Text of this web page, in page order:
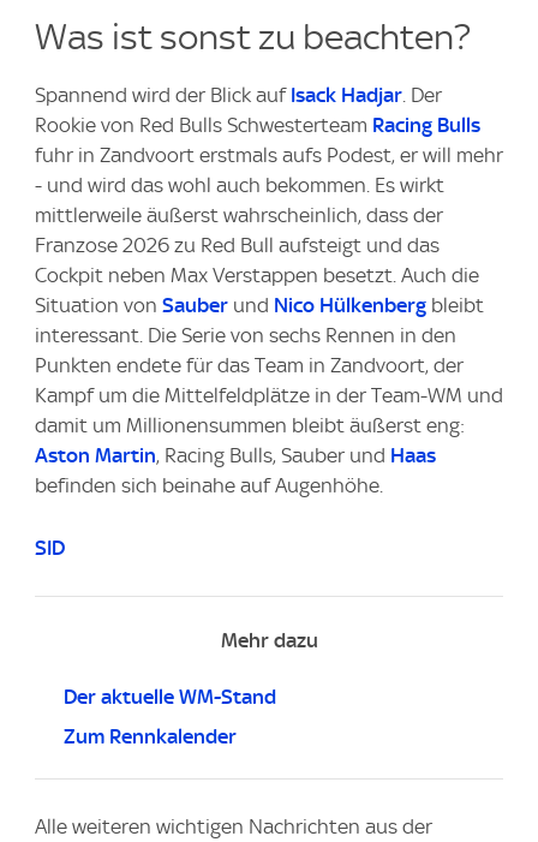
Was ist sonst zu beachten?
Spannend wird der Blick auf Isack Hadjar . Der
Rookie von Red Bulls Schwesterteam Racing Bulls
fuhr in Zandvoort erstmals aufs Podest, er will mehr
- und wird das wohl auch bekommen. Es wirkt
mittlerweile äußerst wahrscheinlich, dass der
Franzose 2026 zu Red Bull aufsteigt und das
Cockpit neben Max Verstappen besetzt. Auch die
Situation von Sauber und Nico Hülkenberg bleibt
interessant. Die Serie von sechs Rennen in den
Punkten endete für das Team in Zandvoort, der
Kampf um die Mittelfeldplätze in der Team-WM und
damit um Millionensummen bleibt äußerst eng:
Aston Martin, Racing Bulls, Sauber und Haas
befinden sich beinahe auf Augenhöhe.
SID
Mehr dazu
Der aktuelle WM-Stand
Zum Rennkalender
Alle weiteren wichtigen Nachrichten aus der